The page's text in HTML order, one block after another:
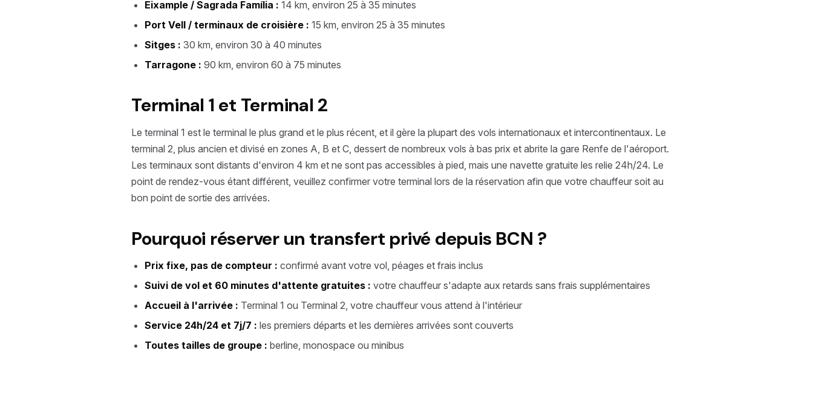
Eixample / Sagrada Família : 14 km, environ 25 à 35 minutes
Port Vell / terminaux de croisière : 15 km, environ 25 à 35 minutes
Sitges : 30 km, environ 30 à 40 minutes
Tarragone : 90 km, environ 60 à 75 minutes
Terminal 1 et Terminal 2
Le terminal 1 est le terminal le plus grand et le plus récent, et il gère la plupart des vols internationaux et intercontinentaux. Le
terminal 2, plus ancien et divisé en zones A, B et C, dessert de nombreux vols à bas prix et abrite la gare Renfe de l'aéroport.
Les terminaux sont distants d'environ 4 km et ne sont pas accessibles à pied, mais une navette gratuite les relie 24h/24. Le
point de rendez-vous étant différent, veuillez confirmer votre terminal lors de la réservation afin que votre chauffeur soit au
bon point de sortie des arrivées.
Pourquoi réserver un transfert privé depuis BCN ?
Prix fixe, pas de compteur : confirmé avant votre vol, péages et frais inclus
Suivi de vol et 60 minutes d'attente gratuites : votre chauffeur s'adapte aux retards sans frais supplémentaires
Accueil à l'arrivée : Terminal 1 ou Terminal 2, votre chauffeur vous attend à l'intérieur
Service 24h/24 et 7j/7 : les premiers départs et les dernières arrivées sont couverts
Toutes tailles de groupe : berline, monospace ou minibus